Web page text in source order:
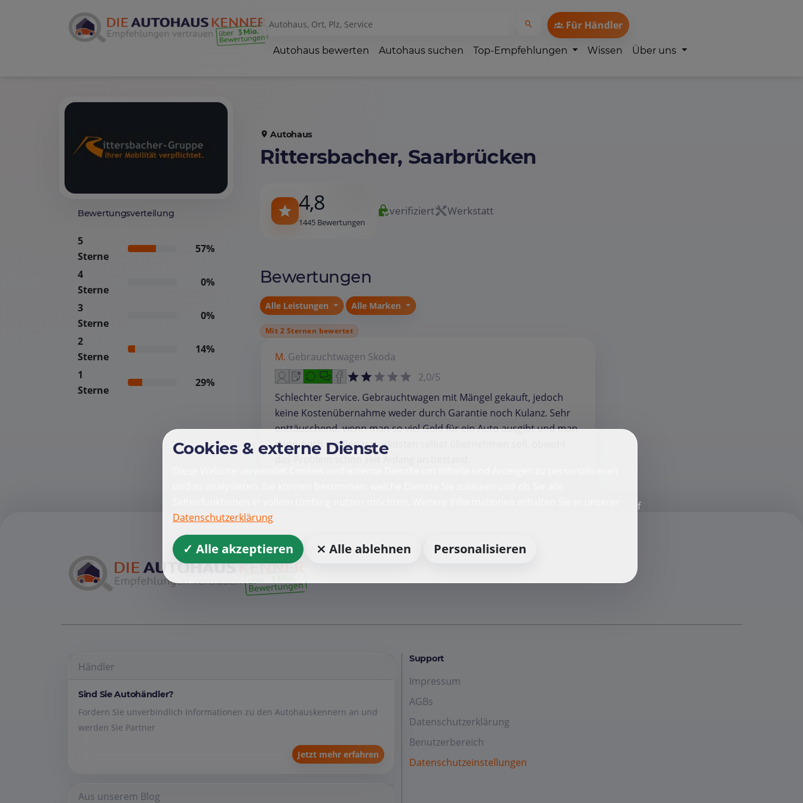
Für Händler
Autohaus bewerten Autohaus suchen Top-Empfehlungen Wissen Über uns
Bewertungsverteilung
5
Sterne
57%
4
Sterne
0%
3
Sterne
0%
2
Sterne
14%
1
Sterne
29%
Autohaus
Rittersbacher, Saarbrücken
4,8
1445 Bewertungen
verifiziert Werkstatt
Bewertungen
Alle Leistungen Alle Marken
Mit 2 Sternen bewertet
M. Gebrauchtwagen Skoda
2,0/5
Schlechter Service. Gebrauchtwagen mit Mängel gekauft, jedoch
keine Kostenübernahme weder durch Garantie noch Kulanz. Sehr
enttäuschend, wenn man so viel Geld für ein Auto ausgibt und man
dann noch die Reparaturkosten selbst übernehmen soll, obwohl
Händler
Sind Sie Autohändler?
Fordern Sie unverbindlich Informationen zu den Autohauskennern an und
werden Sie Partner
Jetzt mehr erfahren
Aus unserem Blog
Support
Impressum
AGBs
Datenschutzerklärung
Benutzerbereich
Datenschutzeinstellungen
Cookies & externe Dienste
Datenschutzerklärung
✓ Alle akzeptieren ⨯ Alle ablehnen Personalisieren
f